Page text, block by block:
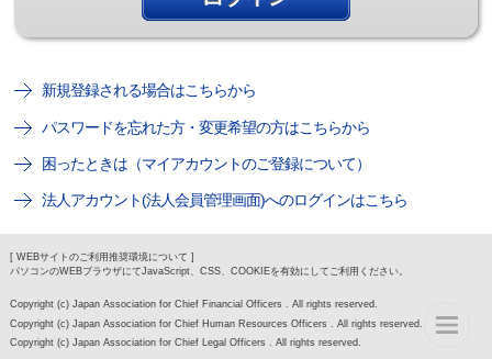
新規登録される場合はこちらから
パスワードを忘れた方・変更希望の方はこちらから
困ったときは（マイアカウントのご登録について）
法人アカウント(法人会員管理画面)へのログインはこちら
[ WEBサイトのご利用推奨環境について ]
パソコンのWEBブラウザにてJavaScript、CSS、COOKIEを有効にしてご利用ください。
Copyright (c) Japan Association for Chief Financial Officers . All rights reserved.
Copyright (c) Japan Association for Chief Human Resources Officers . All rights reserved.
Copyright (c) Japan Association for Chief Legal Officers . All rights reserved.